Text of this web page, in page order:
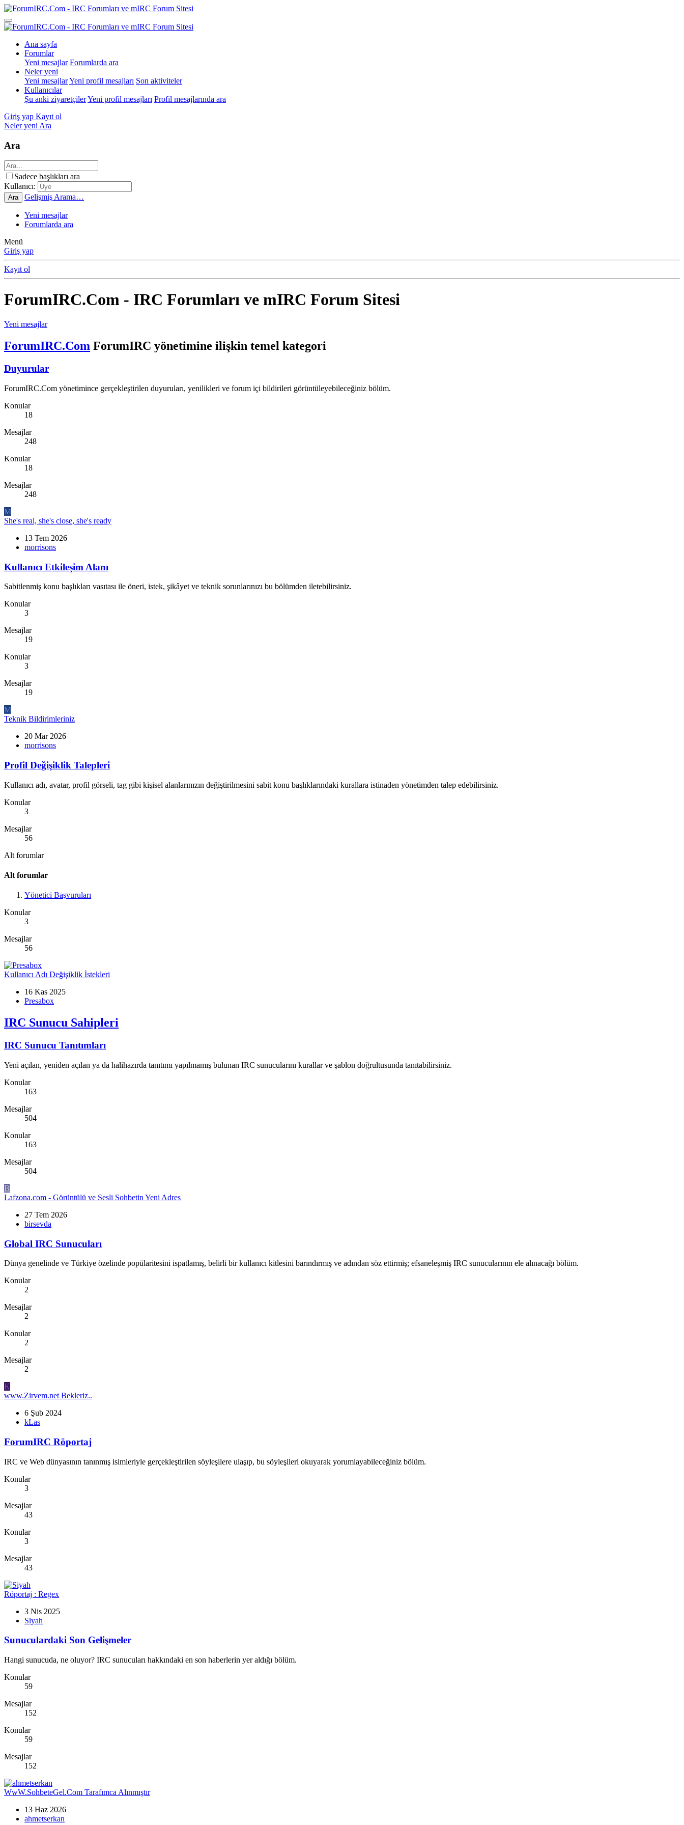
Ana sayfa
Forumlar
Yeni mesajlar Forumlarda ara
Neler yeni
Yeni mesajlarYeni profil mesajları Son aktiviteler
Kullanıcılar
Şu anki ziyaretçilerYeni profil mesajları Profil mesajlarında ara
Giriş yap Kayıt ol
Neler yeni Ara
Ara
Sadece başlıkları ara
Kullanıcı:
Ara Gelişmiş Arama…
Yeni mesajlar
Forumlarda ara
Menü
Giriş yap
Kayıt ol
ForumIRC.Com - IRC Forumları ve mIRC Forum Sitesi
Yeni mesajlar
ForumIRC.Com ForumIRC yönetimine ilişkin temel kategori
Duyurular
ForumIRC.Com yönetimince gerçekleştirilen duyuruları, yenilikleri ve forum içi bildirileri görüntüleyebileceğiniz bölüm.
Konular
18
Mesajlar
248
Konular
18
Mesajlar
248
M
She's real, she's close, she's ready
13 Tem 2026
morrisons
Kullanıcı Etkileşim Alanı
Sabitlenmiş konu başlıkları vasıtası ile öneri, istek, şikâyet ve teknik sorunlarınızı bu bölümden iletebilirsiniz.
Konular
3
Mesajlar
19
Konular
3
Mesajlar
19
M
Teknik Bildirimleriniz
20 Mar 2026
morrisons
Profil Değişiklik Talepleri
Kullanıcı adı, avatar, profil görseli, tag gibi kişisel alanlarınızın değiştirilmesini sabit konu başlıklarındaki kurallara istinaden yönetimden talep edebilirsiniz.
Konular
3
Mesajlar
56
Alt forumlar
Alt forumlar
Yönetici Başvuruları
Konular
3
Mesajlar
56
Kullanıcı Adı Değişiklik İstekleri
16 Kas 2025
Presabox
IRC Sunucu Sahipleri
IRC Sunucu Tanıtımları
Yeni açılan, yeniden açılan ya da halihazırda tanıtımı yapılmamış bulunan IRC sunucularını kurallar ve şablon doğrultusunda tanıtabilirsiniz.
Konular
163
Mesajlar
504
Konular
163
Mesajlar
504
B
Lafzona.com - Görüntülü ve Sesli Sohbetin Yeni Adres
27 Tem 2026
birsevda
Global IRC Sunucuları
Dünya genelinde ve Türkiye özelinde popülaritesini ispatlamış, belirli bir kullanıcı kitlesini barındırmış ve adından söz ettirmiş; efsaneleşmiş IRC sunucularının ele alınacağı bölüm.
Konular
2
Mesajlar
2
Konular
2
Mesajlar
2
K
www.Zirvem.net Bekleriz..
6 Şub 2024
kLas
ForumIRC Röportaj
IRC ve Web dünyasının tanınmış isimleriyle gerçekleştirilen söyleşilere ulaşıp, bu söyleşileri okuyarak yorumlayabileceğiniz bölüm.
Konular
3
Mesajlar
43
Konular
3
Mesajlar
43
Röportaj : Regex
3 Nis 2025
Siyah
Sunuculardaki Son Gelişmeler
Hangi sunucuda, ne oluyor? IRC sunucuları hakkındaki en son haberlerin yer aldığı bölüm.
Konular
59
Mesajlar
152
Konular
59
Mesajlar
152
WwW.SohbeteGel.Com Tarafımca Alınmıştır
13 Haz 2026
ahmetserkan